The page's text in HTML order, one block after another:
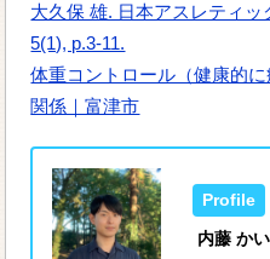
大久保 雄. 日本アスレティ
5(1), p.3-11.
体重コントロール（健康的
関係｜富津市
内藤 か